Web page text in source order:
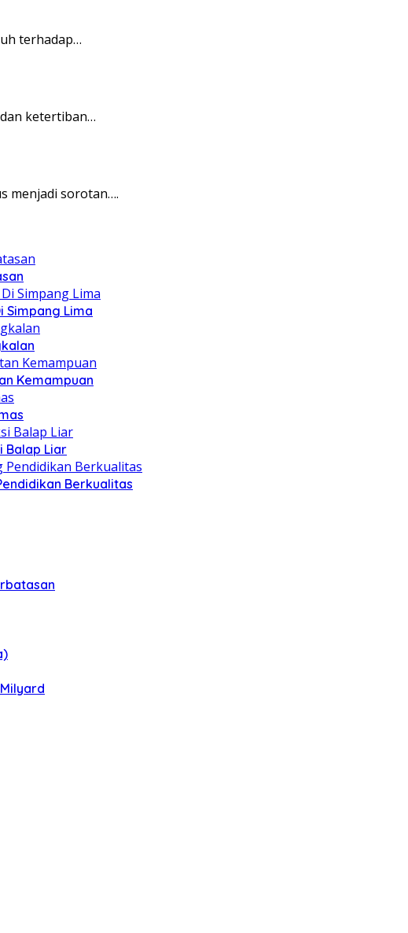
terhadap…
ketertiban…
menjadi sorotan….
Simpang Lima
Kemampuan
Balap Liar
Berkualitas